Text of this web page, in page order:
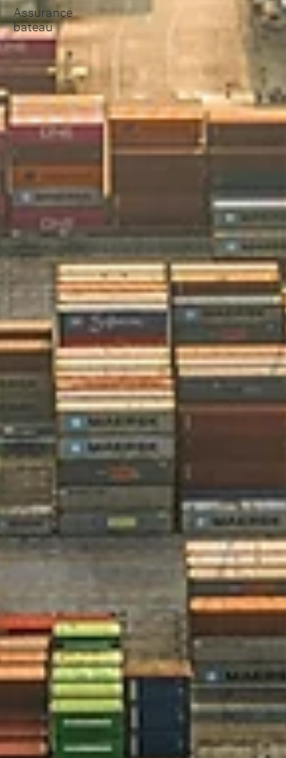
Assurance
bateau